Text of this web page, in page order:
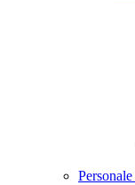
Personale